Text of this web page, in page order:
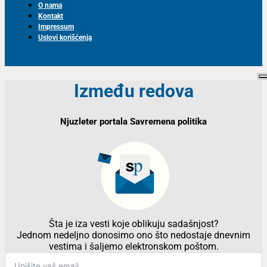
O nama
Kontakt
Impressum
Uslovi korišćenja
Između redova
Njuzleter portala Savremena politika
Šta je iza vesti koje oblikuju sadašnjost?
Jednom nedeljno donosimo ono što nedostaje dnevnim
vestima i šaljemo elektronskom poštom.